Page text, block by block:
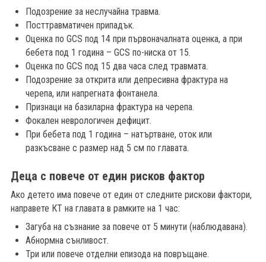
Подозрение за неслучайна травма.
Посттравматичен припадък.
Оценка по GCS под 14 при първоначалната оценка, а при
бебета под 1 година – GCS по-ниска от 15.
Оценка по GCS под 15 два часа след травмата.
Подозрение за открита или депресивна фрактура на
черепа, или напрегната фонтанела.
Признаци на базиларна фрактура на черепа.
Фокален неврологичен дефицит.
При бебета под 1 година – натъртване, оток или
разкъсване с размер над 5 см по главата.
Деца с повече от един рисков фактор
Ако детето има повече от един от следните рискови фактори,
направете КТ на главата в рамките на 1 час:
Загуба на съзнание за повече от 5 минути (наблюдавана).
Абнормна сънливост.
Три или повече отделни епизода на повръщане.